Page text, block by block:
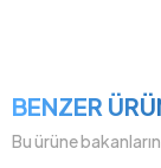
BENZER
Bu ürüne